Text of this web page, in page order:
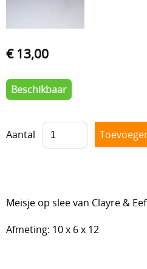
Uitverkoop
€ 13,00
Beschikbaar
Aantal
Meisje op slee van Clayre & Eef
Afmeting: 10 x 6 x 12